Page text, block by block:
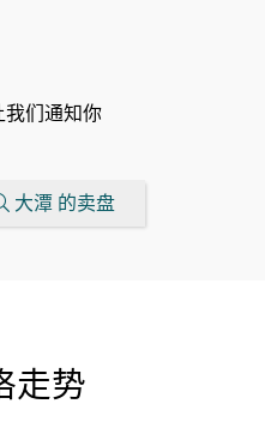
们通知你
大潭 的卖盘
走势